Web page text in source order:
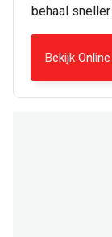
behaal
Bekijk